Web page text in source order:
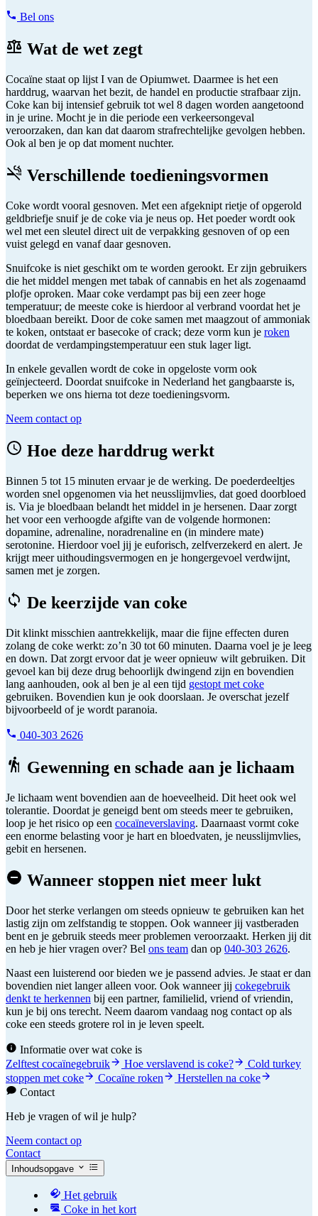
Bel ons
Wat de wet zegt
Cocaïne staat op lijst I van de Opiumwet. Daarmee is het een
harddrug, waarvan het bezit, de handel en productie strafbaar zijn.
Coke kan bij intensief gebruik tot wel 8 dagen worden aangetoond
in je urine. Mocht je in die periode een verkeersongeval
veroorzaken, dan kan dat daarom strafrechtelijke gevolgen hebben.
Ook al ben je op dat moment nuchter.
Verschillende toedieningsvormen
Coke wordt vooral gesnoven. Met een afgeknipt rietje of opgerold
geldbriefje snuif je de coke via je neus op. Het poeder wordt ook
wel met een sleutel direct uit de verpakking gesnoven of op een
vuist gelegd en vanaf daar gesnoven.
Snuifcoke is niet geschikt om te worden gerookt. Er zijn gebruikers
die het middel mengen met tabak of cannabis en het als zogenaamd
plofje oproken. Maar coke verdampt pas bij een zeer hoge
temperatuur; de meeste coke is hierdoor al verbrand voordat het je
bloedbaan bereikt. Door de coke samen met maagzout of ammoniak
te koken, ontstaat er basecoke of crack; deze vorm kun je roken
doordat de verdampingstemperatuur een stuk lager ligt.
In enkele gevallen wordt de coke in opgeloste vorm ook
geïnjecteerd. Doordat snuifcoke in Nederland het gangbaarste is,
beperken we ons hierna tot deze toedieningsvorm.
Neem contact op
Hoe deze harddrug werkt
Binnen 5 tot 15 minuten ervaar je de werking. De poederdeeltjes
worden snel opgenomen via het neusslijmvlies, dat goed doorbloed
is. Via je bloedbaan belandt het middel in je hersenen. Daar zorgt
het voor een verhoogde afgifte van de volgende hormonen:
dopamine, adrenaline, noradrenaline en (in mindere mate)
serotonine. Hierdoor voel jij je euforisch, zelfverzekerd en alert. Je
krijgt meer uithoudingsvermogen en je hongergevoel verdwijnt,
samen met je zorgen.
De keerzijde van coke
Dit klinkt misschien aantrekkelijk, maar die fijne effecten duren
zolang de coke werkt: zo’n 30 tot 60 minuten. Daarna voel je je leeg
en down. Dat zorgt ervoor dat je weer opnieuw wilt gebruiken. Dit
gevoel kan bij deze drug behoorlijk dwingend zijn en bovendien
lang aanhouden, ook al ben je al een tijd gestopt met coke
gebruiken. Bovendien kun je ook doorslaan. Je overschat jezelf
bijvoorbeeld of je wordt paranoia.
040-303 2626
Gewenning en schade aan je lichaam
Je lichaam went bovendien aan de hoeveelheid. Dit heet ook wel
tolerantie. Doordat je geneigd bent om steeds meer te gebruiken,
loop je het risico op een cocaïneverslaving. Daarnaast vormt coke
een enorme belasting voor je hart en bloedvaten, je neusslijmvlies,
gebit en hersenen.
Wanneer stoppen niet meer lukt
Door het sterke verlangen om steeds opnieuw te gebruiken kan het
lastig zijn om zelfstandig te stoppen. Ook wanneer jij vastberaden
bent en je gebruik steeds meer problemen veroorzaakt. Herken jij dit
en heb je hier vragen over? Bel ons team dan op 040-303 2626.
Naast een luisterend oor bieden we je passend advies. Je staat er dan
bovendien niet langer alleen voor. Ook wanneer jij cokegebruik
denkt te herkennen bij een partner, familielid, vriend of vriendin,
kun je bij ons terecht. Neem daarom vandaag nog contact op als
coke een steeds grotere rol in je leven speelt.
Informatie over wat coke is
Zelftest cocaïnegebruik
Hoe verslavend is coke?
Cold turkey
stoppen met coke
Cocaïne roken
Herstellen na coke
Contact
Heb je vragen of wil je hulp?
Neem contact op
Contact
Inhoudsopgave
Het gebruik
Coke in het kort